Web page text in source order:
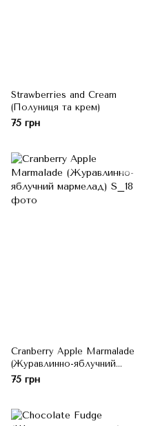
Strawberries and Cream
(Полуниця та крем)
75 грн
Cranberry Apple Marmalade
(Журавлинно-яблучний
мармелад)
75 грн